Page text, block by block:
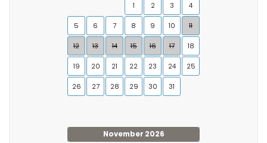
1
2 3 4
5 6 7 8 9 10 11
12 13 14 15 16 17 18
19 20 21 22 23 24 25
26 27 28 29 30 31
November 2026